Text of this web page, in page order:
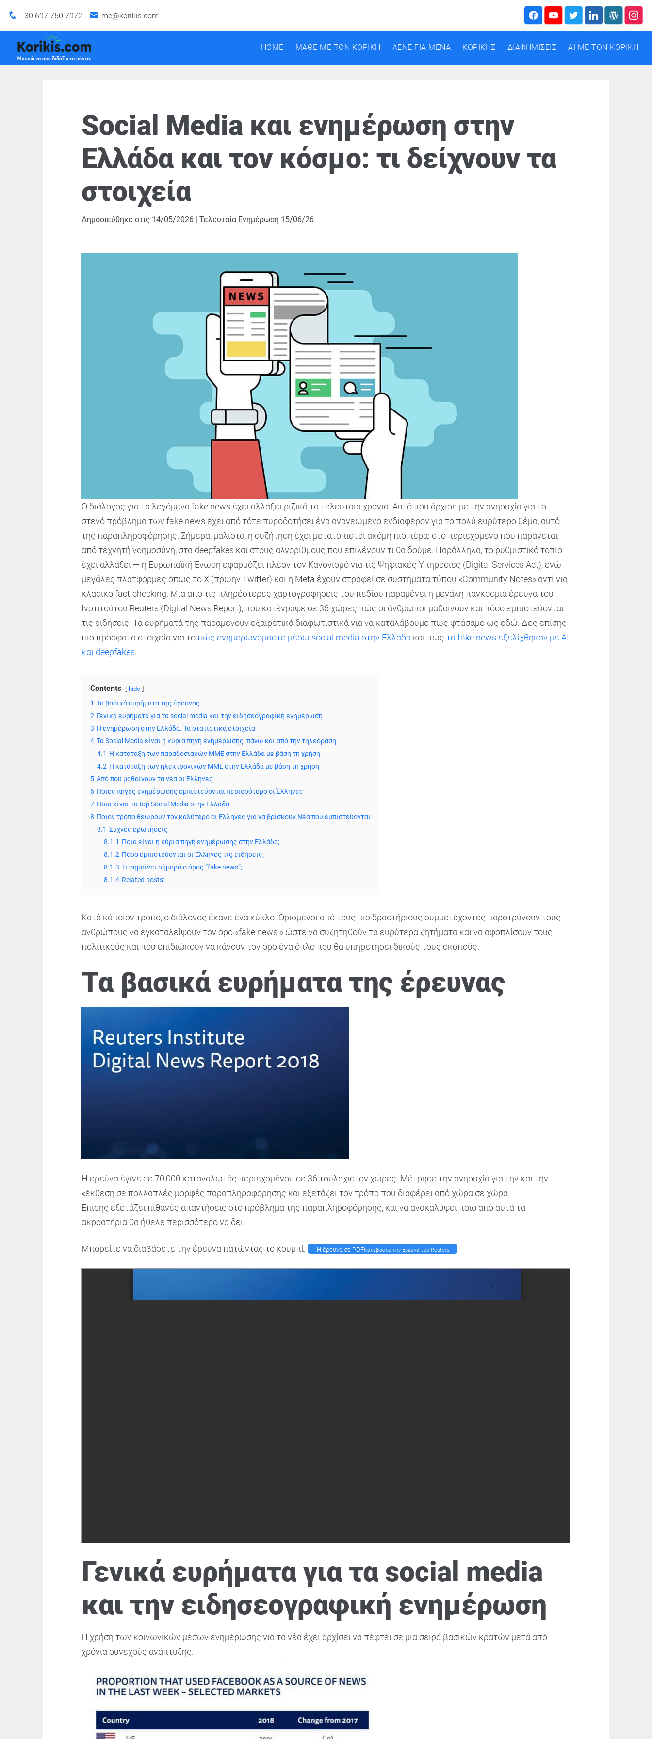
+30 697 750 7972 me@korikis.com
HOME ΜΑΘΕ ΜΕ ΤΟΝ ΚΟΡΙΚΗ ΛΕΝΕ ΓΙΑ ΜΕΝΑ ΚΟΡΙΚΗΣ ΔΙΑΦΗΜΙΣΕΙΣ AI ΜΕ ΤΟΝ ΚΟΡΙΚΗ
Social Media και ενημέρωση στην
Ελλάδα και τον κόσμο: τι δείχνουν τα
στοιχεία
Δημοσιεύθηκε στις 14/05/2026 | Τελευταία Ενημέρωση 15/06/26
Ο διάλογος για τα λεγόμενα fake news έχει αλλάξει ριζικά τα τελευταία χρόνια. Αυτό που άρχισε με την ανησυχία για το
στενό πρόβλημα των fake news έχει από τότε πυροδοτήσει ένα ανανεωμένο ενδιαφέρον για το πολύ ευρύτερο θέμα, αυτό
της παραπληροφόρησης. Σήμερα, μάλιστα, η συζήτηση έχει μετατοπιστεί ακόμη πιο πέρα: στο περιεχόμενο που παράγεται
από τεχνητή νοημοσύνη, στα deepfakes και στους αλγορίθμους που επιλέγουν τι θα δούμε. Παράλληλα, το ρυθμιστικό τοπίο
έχει αλλάξει — η Ευρωπαϊκή Ένωση εφαρμόζει πλέον τον Κανονισμό για τις Ψηφιακές Υπηρεσίες (Digital Services Act), ενώ
μεγάλες πλατφόρμες όπως το X (πρώην Twitter) και η Meta έχουν στραφεί σε συστήματα τύπου «Community Notes» αντί για
κλασικό fact-checking. Μια από τις πληρέστερες χαρτογραφήσεις του πεδίου παραμένει η μεγάλη παγκόσμια έρευνα του
Ινστιτούτου Reuters (Digital News Report), που κατέγραψε σε 36 χώρες πώς οι άνθρωποι μαθαίνουν και πόσο εμπιστεύονται
τις ειδήσεις. Τα ευρήματά της παραμένουν εξαιρετικά διαφωτιστικά για να καταλάβουμε πώς φτάσαμε ως εδώ. Δες επίσης
πιο πρόσφατα στοιχεία για τοπώς ενημερωνόμαστε μέσω social media στην Ελλάδα και πώς τα fake news εξελίχθηκαν με AI
και deepfakes.
Contents hide
1 Τα βασικά ευρήματα της έρευνας
2 Γενικά ευρήματα για τα social media και την ειδησεογραφική ενημέρωση
3 Η ενημέρωση στην Ελλάδα. Τα στατιστικά στοιχεία
4 Τα Social Media είναι η κύρια πηγή ενημέρωσης, πάνω και από την τηλεόραση
4.1 Η κατάταξη των παραδοσιακών MME στην Ελλάδα με βάση τη χρήση
4.2 Η κατάταξη των ηλεκτρονικών MME στην Ελλάδα με βάση τη χρήση
5 Από που μαθαίνουν τα νέα οι Έλληνες
6 Ποιες πηγές ενημέρωσης εμπιστεύονται περισσότερο οι Έλληνες
7 Ποια είναι τα top Social Media στην Ελλάδα
8 Ποιον τρόπο θεωρούν τον καλύτερο οι Ελληνες για να βρίσκουν Νέα που εμπιστεύονται
8.1 Συχνές ερωτήσεις
8.1.1 Ποια είναι η κύρια πηγή ενημέρωσης στην Ελλάδα;
8.1.2 Πόσο εμπιστεύονται οι Έλληνες τις ειδήσεις;
8.1.3 Τι σημαίνει σήμερα ο όρος “fake news”;
8.1.4 Related posts:
Κατά κάποιον τρόπο, ο διάλογος έκανε ένα κύκλο. Ορισμένοι από τους πιο δραστήριους συμμετέχοντες παροτρύνουν τους
ανθρώπους να εγκαταλείψουν τον όρο «fake news » ώστε να συζητηθούν τα ευρύτερα ζητήματα και να αφοπλίσουν τους
πολιτικούς και που επιδιώκουν να κάνουν τον όρο ένα όπλο που θα υπηρετήσει δικούς τους σκοπούς.
Τα βασικά ευρήματα της έρευνας
Η ερεύνα έγινε σε 70,000 καταναλωτές περιεχομένου σε 36 τουλάχιστον χώρες. Μέτρησε την ανησυχία για την και την
«έκθεση σε πολλαπλές μορφές παραπληροφόρησης και εξετάζει τον τρόπο που διαφέρει από χώρα σε χώρα.
Επίσης εξετάζει πιθανές απαντήσεις στο πρόβλημα της παραπληροφόρησης, και να ανακαλύψει ποιο από αυτά τα
ακροατήρια θα ήθελε περισσότερο να δει.
Μπορείτε να διαβάσετε την έρευνα πατώντας το κουμπί. H έρευνα σε PDFΚατεβάστε την Έρευνα του Reuters
Γενικά ευρήματα για τα social media
και την ειδησεογραφική ενημέρωση
Η χρήση των κοινωνικών μέσων ενημέρωσης για τα νέα έχει αρχίσει να πέφτει σε μια σειρά βασικών κρατών μετά από
χρόνια συνεχούς ανάπτυξης.